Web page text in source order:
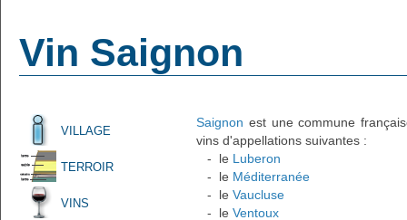
Vin Saignon
VILLAGE
TERROIR
VINS
Saignon est une commune
vins d'appellations suivantes :
- le Luberon
- le Méditerranée
- le Vaucluse
- le Ventoux